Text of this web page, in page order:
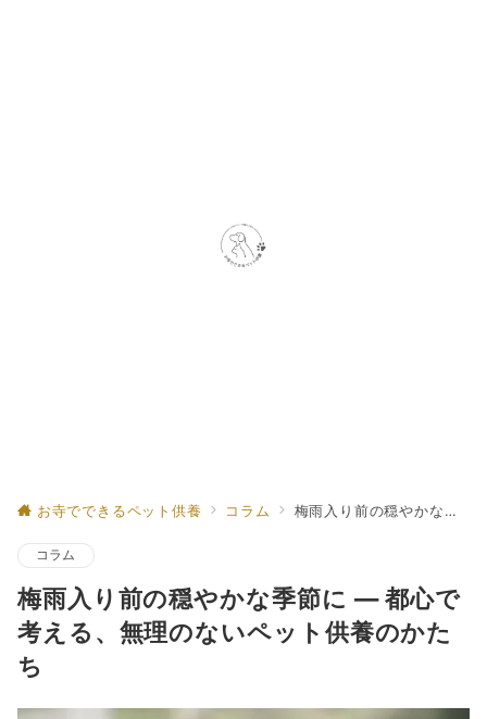
お寺でできるペット供養 コラム 梅雨入り前の穏やかな季節に ― 都心で考える、無理のないペット供養のかたち
コラム
梅雨入り前の穏やかな季節に ― 都心で
考える、無理のないペット供養のかた
ち